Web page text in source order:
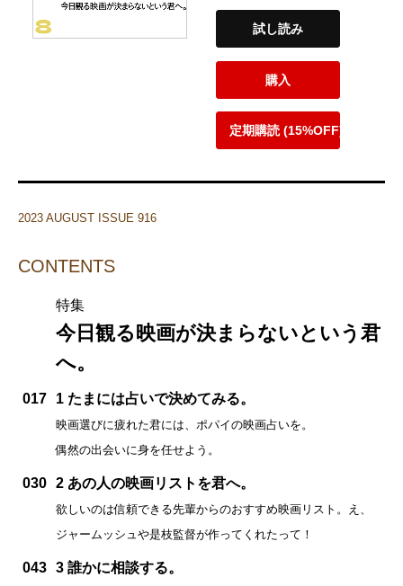
試し読み
購入
定期購読 (15%OFF)
2023 AUGUST ISSUE 916
CONTENTS
特集
今日観る映画が決まらないという君
へ。
017 1 たまには占いで決めてみる。
映画選びに疲れた君には、ポパイの映画占いを。
偶然の出会いに身を任せよう。
030 2 あの人の映画リストを君へ。
欲しいのは信頼できる先輩からのおすすめ映画リスト。え、
ジャームッシュや是枝監督が作ってくれたって！
043 3 誰かに相談する。